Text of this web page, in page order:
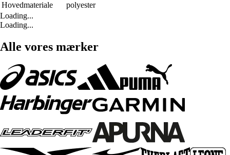
Hovedmateriale
polyester
Loading...
Loading...
Alle vores mærker